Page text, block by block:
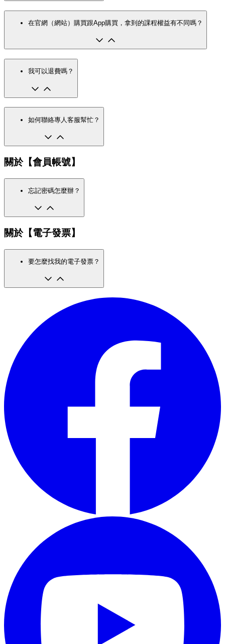
在官網（網站）購買跟App購買，拿到的課程權益有不同嗎？
我可以退費嗎？
如何聯絡專人客服幫忙？
關於【會員帳號】
忘記密碼怎麼辦？
關於【電子發票】
要怎麼找我的電子發票？